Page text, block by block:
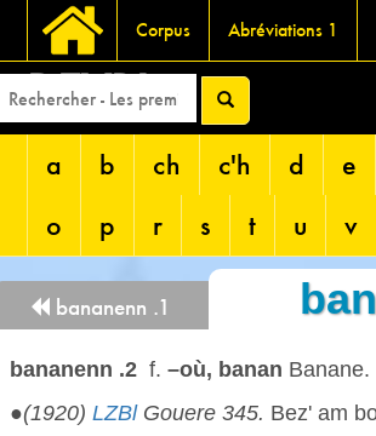
Corpus Abréviations 1
DEVRI
a b ch c'h d
e
o
p r s t u v
bananenn .1
bananenn .2 f. –où, banan Banane.
●(1920) LZBlGouere 345. Bez' am